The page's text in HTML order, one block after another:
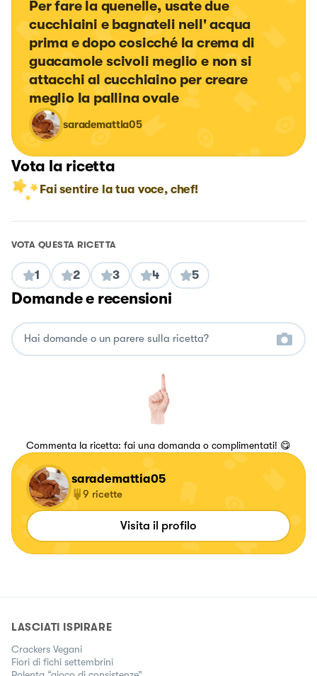
Per fare la quenelle, usate due
cucchiaini e bagnateli nell' acqua
prima e dopo cosicché la crema di
guacamole scivoli meglio e non si
attacchi al cucchiaino per creare
meglio la pallina ovale
sarademattia05
Vota la ricetta
Fai sentire la tua voce, chef!
VOTA QUESTA RICETTA
1 2 3 4 5
Domande e recensioni
Commenta la ricetta: fai una domanda o complimentati! 😋
sarademattia05
9 ricette
Visita il profilo
LASCIATI ISPIRARE
Crackers Vegani
Fiori di fichi settembrini